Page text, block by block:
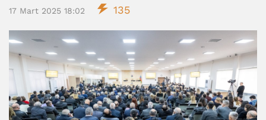
17 Mart 2025 18:02 135